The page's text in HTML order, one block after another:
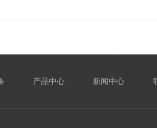
产品中心 新闻中心